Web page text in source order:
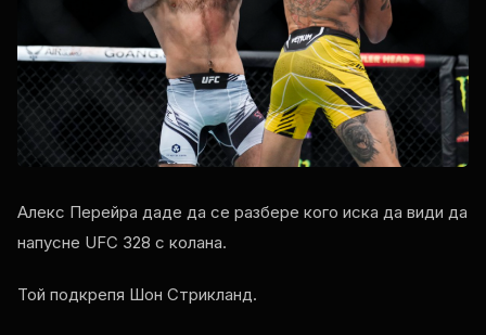
Алекс Перейра даде да се разбере кого иска да види да
напусне UFC 328 с колана.
Той подкрепя Шон Стрикланд.